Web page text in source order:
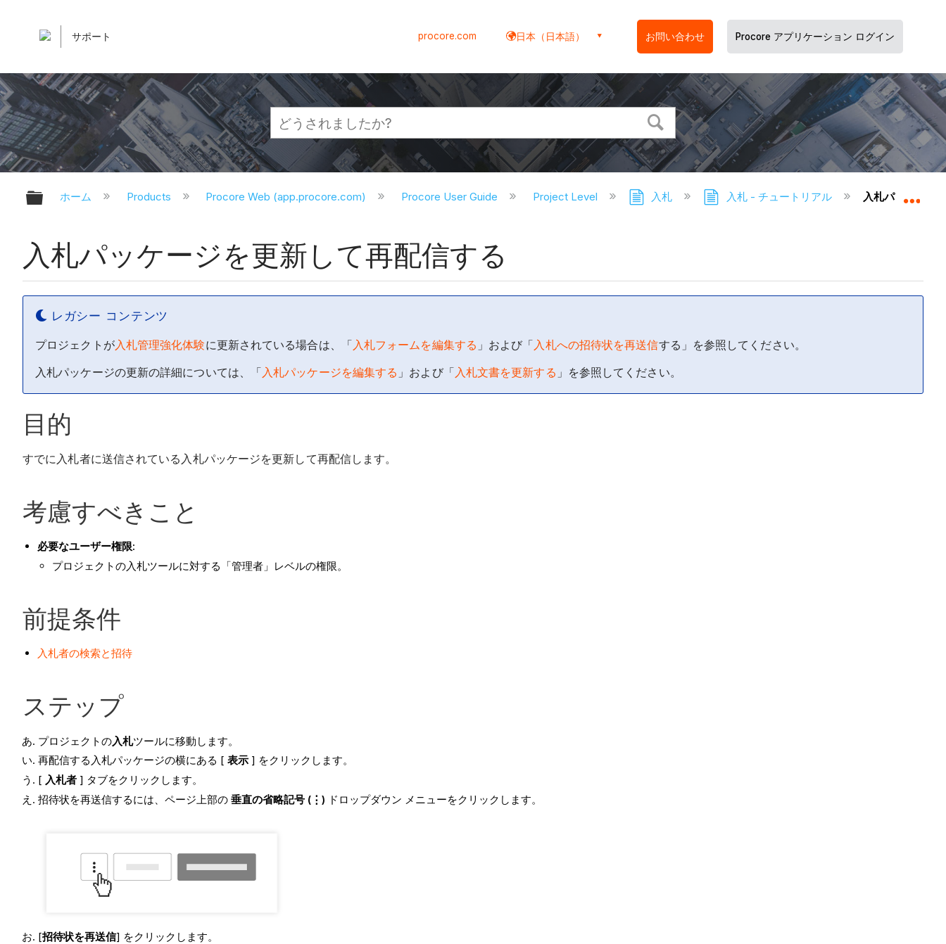
サポート procore.com 日本（日本語） お問い合わせ Procore アプリケーション ログイン
グローバル階層を展開/折りたたむ
ホーム Products Procore Web (app.procore.com) Procore User Guide Project Level 入札 入札 - チュートリアル 入札パッケージ
入札パッケージを更新して再配信する
レガシー コンテンツ
プロジェクトが入札管理強化体験に更新されている場合は、「入札フォームを編集する 」および「入札への招待状を再送信する」を参照してください。
入札パッケージの更新の詳細については、「 入札パッケージを編集する 」および「 入札文書を更新する 」を参照してください。
目的
すでに入札者に送信されている入札パッケージを更新して再配信します。
考慮すべきこと
必要なユーザー権限:
プロジェクトの入札ツールに対する「管理者」レベルの権限。
前提条件
入札者の検索と招待
ステップ
プロジェクトの入札ツールに移動します。
再配信する入札パッケージの横にある [表示 ] をクリックします。
[ 入札者 ] タブをクリックします。
招待状を再送信するには、ページ上部の垂直の省略記号 (⋮) ドロップダウン メニューをクリックします。
[招待状を再送信] をクリックします。